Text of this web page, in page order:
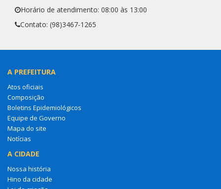
Horário de atendimento: 08:00 às 13:00
Contato: (98)3467-1265
A PREFEITURA
Atos oficiais
Composição
Boletins Epidemiológicos
Equipe de Governo
Mapa do site
Notícias
A CIDADE
Nossa história
Hino da cidade